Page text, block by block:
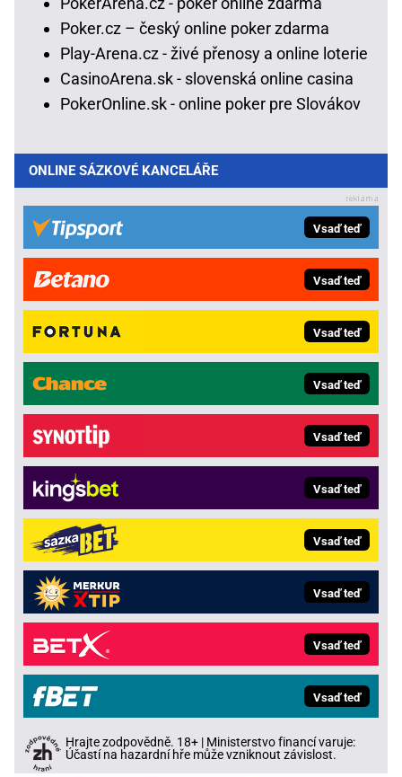
Poker.cz – český online poker zdarma
Play-Arena.cz - živé přenosy a online loterie
CasinoArena.sk - slovenská online casina
PokerOnline.sk - online poker pre Slovákov
ONLINE SÁZKOVÉ KANCELÁŘE
Vsaď teď
Vsaď teď
Vsaď teď
Vsaď teď
Vsaď teď
Vsaď teď
Vsaď teď
Vsaď teď
Vsaď teď
Vsaď teď
Hrajte zodpovědně. 18+ | Ministerstvo financí varuje:
Účastí na hazardní hře může vzniknout závislost.